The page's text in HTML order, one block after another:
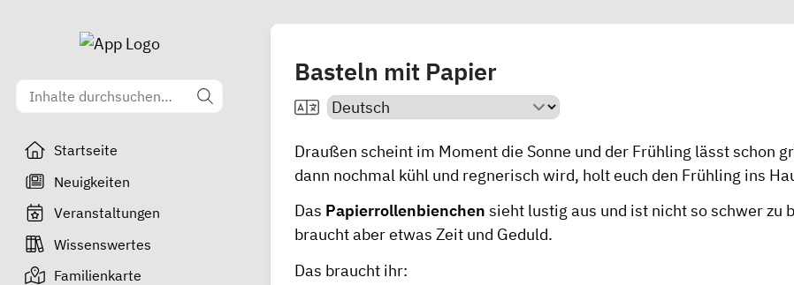
Startseite
Neuigkeiten
Veranstaltungen
Wissenswertes
Familienkarte
Basteln mit Papier
Draußen scheint im Moment die Sonne und der Frühling lässt schon
dann nochmal kühl und regnerisch wird, holt euch den Frühling ins
Das Papierrollenbienchen sieht lustig aus und ist nicht so schwer zu
braucht aber etwas Zeit und Geduld.
Das braucht ihr: